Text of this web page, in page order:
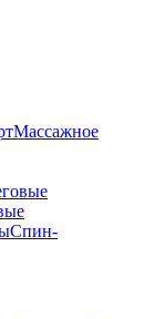
Массажное
Спин-